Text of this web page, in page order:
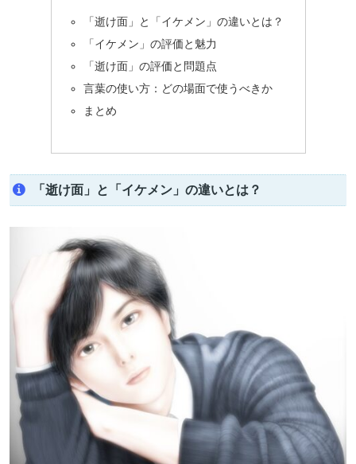
「逝け面」と「イケメン」の違いとは？
「イケメン」の評価と魅力
「逝け面」の評価と問題点
言葉の使い方：どの場面で使うべきか
まとめ
「逝け面」と「イケメン」の違いとは？